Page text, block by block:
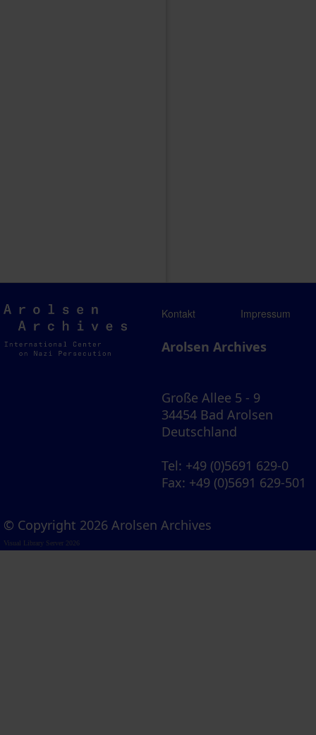
Arolsen
Archives
Kontakt Impressum
Arolsen Archives
Große Allee 5 - 9
34454 Bad Arolsen
Deutschland
Tel: +49 (0)5691 629-0
Fax: +49 (0)5691 629-501
© Copyright 2026 Arolsen Archives
Visual Library Server 2026